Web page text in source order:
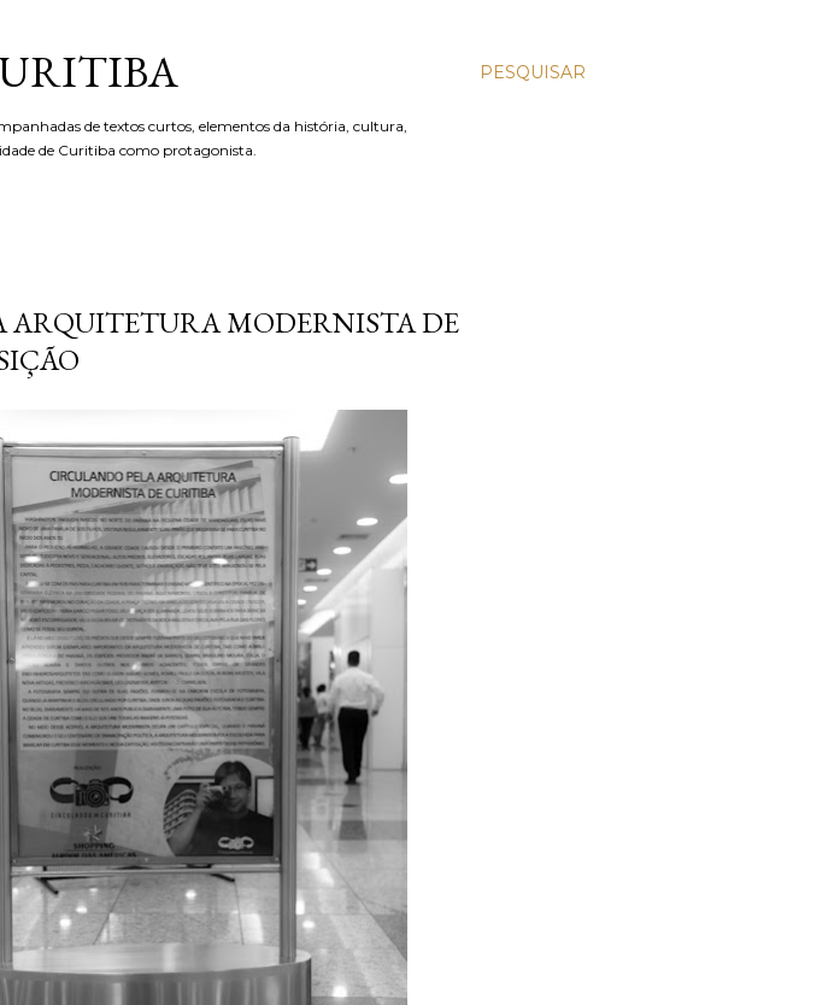
PESQUISAR
de textos curtos, elementos da história, cultura,
de Curitiba como protagonista.
ARQUITETURA MODERNISTA DE